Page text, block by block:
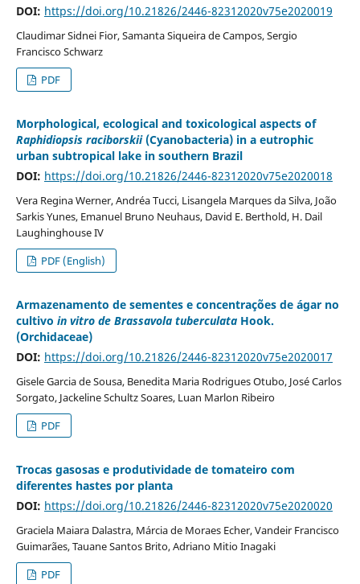
DOI: https://doi.org/10.21826/2446-82312020v75e2020019
Claudimar Sidnei Fior, Samanta Siqueira de Campos, Sergio
Francisco Schwarz
PDF
Morphological, ecological and toxicological aspects of
Raphidiopsis raciborskii(Cyanobacteria) in a eutrophic
urban subtropical lake in southern Brazil
DOI: https://doi.org/10.21826/2446-82312020v75e2020018
Vera Regina Werner, Andréa Tucci, Lisangela Marques da Silva, João
Sarkis Yunes, Emanuel Bruno Neuhaus, David E. Berthold, H. Dail
Laughinghouse IV
PDF (English)
Armazenamento de sementes e concentrações de ágar no
cultivo in vitro de Brassavola tuberculataHook.
(Orchidaceae)
DOI: https://doi.org/10.21826/2446-82312020v75e2020017
Gisele Garcia de Sousa, Benedita Maria Rodrigues Otubo, José Carlos
Sorgato, Jackeline Schultz Soares, Luan Marlon Ribeiro
PDF
Trocas gasosas e produtividade de tomateiro com
diferentes hastes por planta
DOI: https://doi.org/10.21826/2446-82312020v75e2020020
Graciela Maiara Dalastra, Márcia de Moraes Echer, Vandeir Francisco
Guimarães, Tauane Santos Brito, Adriano Mitio Inagaki
PDF